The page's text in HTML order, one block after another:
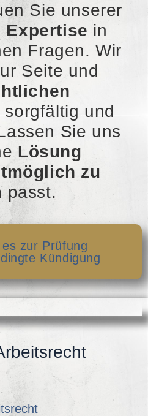
Sie unserer
Expertise in
Fragen. Wir
Seite und
sorgfältig und
Sie uns
Lösung
zu
passt.
zur Prüfung
Kündigung